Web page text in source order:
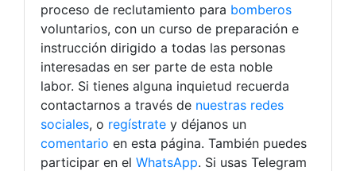
proceso de reclutamiento para bomberos
voluntarios, con un curso de preparación e
instrucción dirigido a todas las personas
interesadas en ser parte de esta noble
labor. Si tienes alguna inquietud recuerda
contactarnos a través de nuestras redes
sociales, o regístrate y déjanos un
comentario en esta página. También puedes
participar en el WhatsApp. Si usas Telegram